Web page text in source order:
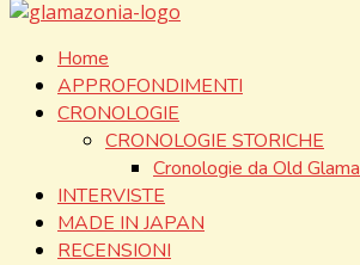
Home
APPROFONDIMENTI
CRONOLOGIE
CRONOLOGIE STORICHE
Cronologie da Old Glama
INTERVISTE
MADE IN JAPAN
RECENSIONI